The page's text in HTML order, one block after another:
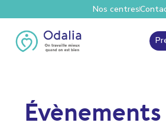
Nos centres